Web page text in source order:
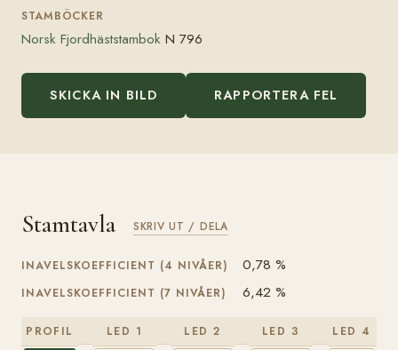
STAMBÖCKER
Norsk Fjordhäststambok N 796
SKICKA IN BILD RAPPORTERA FEL
Stamtavla SKRIV UT / DELA
INAVELSKOEFFICIENT (4 NIVÅER) 0,78 %
INAVELSKOEFFICIENT (7 NIVÅER) 6,42 %
PROFIL LED 1 LED 2 LED 3 LED 4